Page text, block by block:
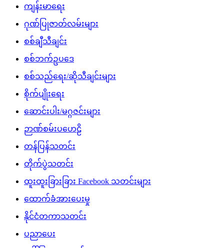
ဖျော်ဖြေရေး
မူလစာမျက်နှာ
မွေးနေ့ဆုတောင်းများ
မွေးမြူရေး
မှတ်တမ်းဗီဒီယိုများ
ရင်ဖွင့်ဆွေးနွေး
ရဲစိတ်ရဲမန်သီချင်းများ
လက်မှုပညာ
လစာနှင့်စရိတ်နှုန်းထား
ဝတ္ထု/ကာတွန်း/ကဗျာများ
သကသအကွဲအပြဲ
သတင်း
သီချင်းတောင်းဆိုခြင်းများ
သူတို့ပြောတဲ့ သူတို့အကြောင်း